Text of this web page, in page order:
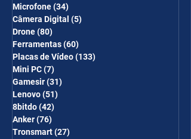
Microfone(34)
Câmera Digital (5)
Drone(80)
Ferramentas(60)
Placas de Vídeo(133)
Mini PC(7)
Gamesir(31)
Lenovo(51)
8bitdo(42)
Anker(76)
Tronsmart(27)